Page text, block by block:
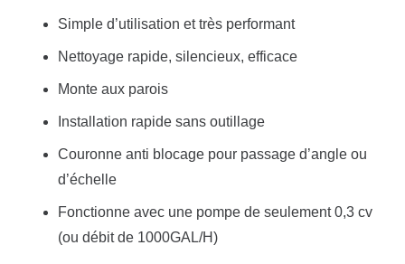
Simple d’utilisation et très performant
Nettoyage rapide, silencieux, efficace
Monte aux parois
Installation rapide sans outillage
Couronne anti blocage pour passage d’angle ou
d’échelle
Fonctionne avec une pompe de seulement 0,3 cv
(ou débit de 1000GAL/H)